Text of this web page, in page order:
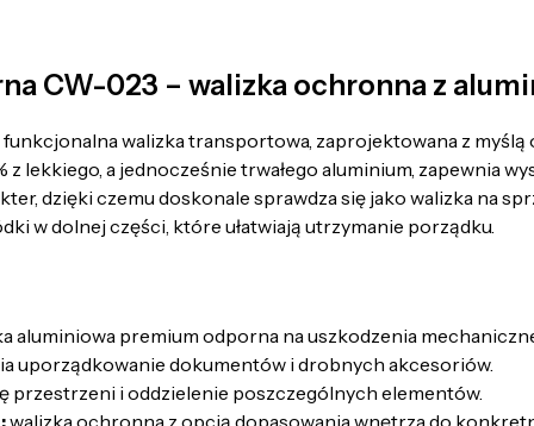
CW-023 – walizka ochronna z
walizka transportowa, zaprojektowana z
lekkiego, a jednocześnie trwałego aluminium, zapewnia
dzięki czemu doskonale sprawdza się jako walizka na
w dolnej części, które ułatwiają utrzymanie porządku.
aluminiowa premium odporna na uszkodzenia
uporządkowanie dokumentów i drobnych akcesoriów.
przestrzeni i oddzielenie poszczególnych elementów.